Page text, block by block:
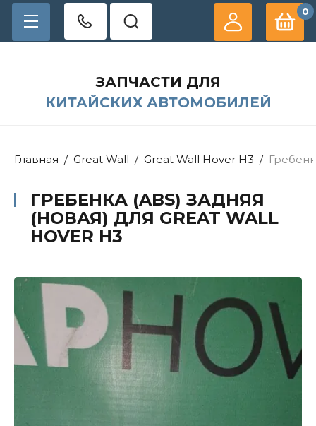
ЗАПЧАСТИ ДЛЯ
КИТАЙСКИХ АВТОМОБИЛЕЙ
0
Главная / Great Wall / Great Wall Hover H3 /
ГРЕБЕНКА (ABS) ЗАДНЯЯ
(НОВАЯ) ДЛЯ GREAT WALL
HOVER H3